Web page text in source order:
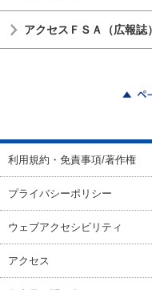
アクセスＦＳＡ（広報誌）
利用規約・免責事項/著作権
プライバシーポリシー
ウェブアクセシビリティ
アクセス